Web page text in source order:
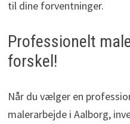
til dine forventninger.
Professionelt
forskel!
Når du vælger en
malerarbejde i Aalborg,